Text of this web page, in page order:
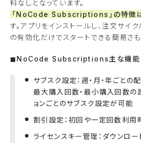
料なしとなっています。
「NoCode Subscriptions」の特徴
す。アプリをインストールし、注文サイ
の有効化だけでスタートできる簡易さも
◼︎NoCode Subscriptions主な機能
サブスク設定：週・月・年ごとの
最大購入回数・最小購入回数の
ョンごとのサブスク設定が可能
割引設定：初回や一定回数利用
ライセンスキー管理：ダウンロ